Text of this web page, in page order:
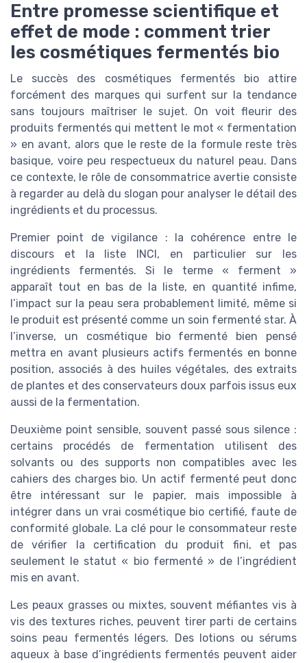
Entre promesse scientifique et
effet de mode : comment trier
les cosmétiques fermentés bio
Le succès des cosmétiques fermentés bio attire
forcément des marques qui surfent sur la tendance
sans toujours maîtriser le sujet. On voit fleurir des
produits fermentés qui mettent le mot « fermentation
» en avant, alors que le reste de la formule reste très
basique, voire peu respectueux du naturel peau. Dans
ce contexte, le rôle de consommatrice avertie consiste
à regarder au delà du slogan pour analyser le détail des
ingrédients et du processus.
Premier point de vigilance : la cohérence entre le
discours et la liste INCI, en particulier sur les
ingrédients fermentés. Si le terme « ferment »
apparaît tout en bas de la liste, en quantité infime,
l’impact sur la peau sera probablement limité, même si
le produit est présenté comme un soin fermenté star. À
l’inverse, un cosmétique bio fermenté bien pensé
mettra en avant plusieurs actifs fermentés en bonne
position, associés à des huiles végétales, des extraits
de plantes et des conservateurs doux parfois issus eux
aussi de la fermentation.
Deuxième point sensible, souvent passé sous silence :
certains procédés de fermentation utilisent des
solvants ou des supports non compatibles avec les
cahiers des charges bio. Un actif fermenté peut donc
être intéressant sur le papier, mais impossible à
intégrer dans un vrai cosmétique bio certifié, faute de
conformité globale. La clé pour le consommateur reste
de vérifier la certification du produit fini, et pas
seulement le statut « bio fermenté » de l’ingrédient
mis en avant.
Les peaux grasses ou mixtes, souvent méfiantes vis à
vis des textures riches, peuvent tirer parti de certains
soins peau fermentés légers. Des lotions ou sérums
aqueux à base d’ingrédients fermentés peuvent aider